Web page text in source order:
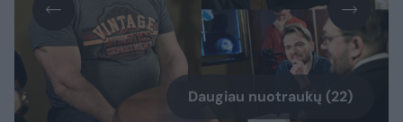
Daugiau nuotraukų (22)